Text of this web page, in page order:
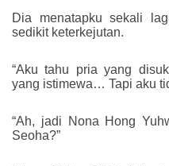
Dia menatapku sekali
sedikit keterkejutan.
“Aku tahu pria yang
yang istimewa… Tapi aku
“Ah, jadi Nona Hong
Seoha?”